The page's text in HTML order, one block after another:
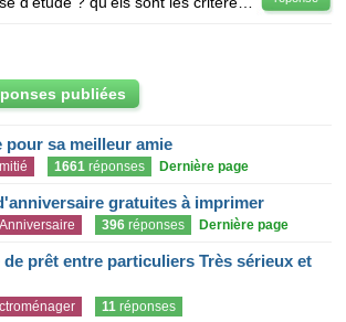
publiées
pour sa meilleur amie
1661 réponses Dernière page
gratuites à imprimer
Anniversaire 396 réponses Dernière page
de prêt entre particuliers Très sérieux et
11 réponses